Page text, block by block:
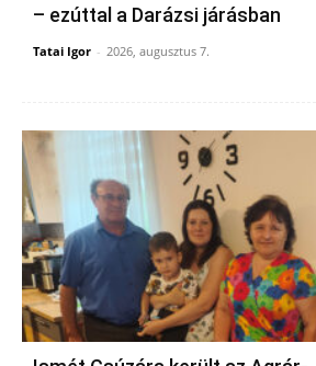
– ezúttal a Darázsi járásban
Tatai Igor - 2026, augusztus 7.